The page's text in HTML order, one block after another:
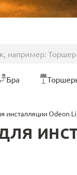
Бра
инсталляции Odeon